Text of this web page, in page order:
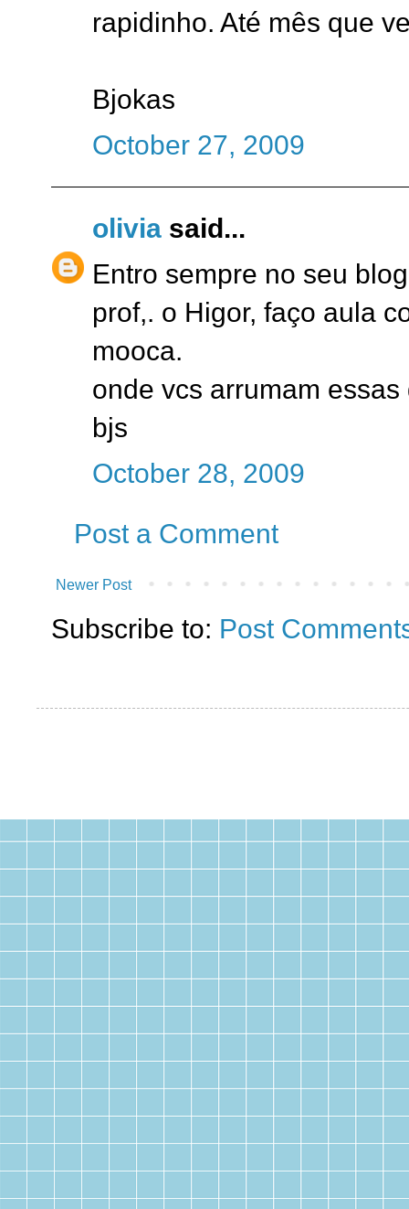
rapidinho. Até mês que
Bjokas
October 27, 2009
olivia said...
Entro sempre no seu
prof,. o Higor, faço aula
mooca.
onde vcs arrumam
bjs
October 28, 2009
Post a Comment
Newer Post
Subscribe to: Post